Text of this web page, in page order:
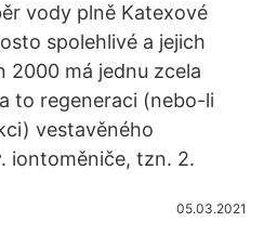
vody plně Katexové
spolehlivé a jejich
má jednu zcela
to regeneraci (nebo-li
vestavěného
iontoměniče, tzn. 2.
05.03.2021